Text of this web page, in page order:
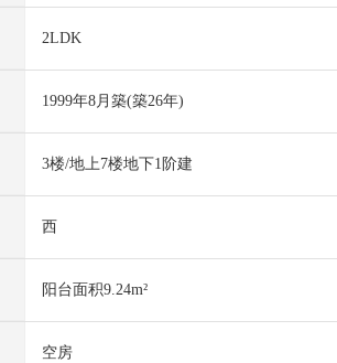
2LDK
1999年8月築(築26年)
3楼/地上7楼地下1阶建
西
阳台面积9.24m²
空房